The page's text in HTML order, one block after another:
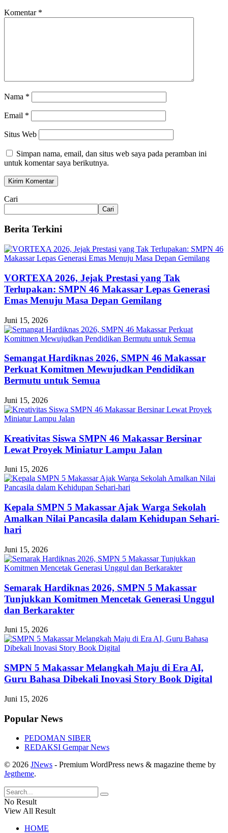
Komentar *
Nama *
Email *
Situs Web
Simpan nama, email, dan situs web saya pada peramban ini
untuk komentar saya berikutnya.
Cari
Cari
Berita Terkini
VORTEXA 2026, Jejak Prestasi yang Tak
Terlupakan: SMPN 46 Makassar Lepas Generasi
Emas Menuju Masa Depan Gemilang
Juni 15, 2026
Semangat Hardiknas 2026, SMPN 46 Makassar
Perkuat Komitmen Mewujudkan Pendidikan
Bermutu untuk Semua
Juni 15, 2026
Kreativitas Siswa SMPN 46 Makassar Bersinar
Lewat Proyek Miniatur Lampu Jalan
Juni 15, 2026
Kepala SMPN 5 Makassar Ajak Warga Sekolah
Amalkan Nilai Pancasila dalam Kehidupan Sehari-
hari
Juni 15, 2026
Semarak Hardiknas 2026, SMPN 5 Makassar
Tunjukkan Komitmen Mencetak Generasi Unggul
dan Berkarakter
Juni 15, 2026
SMPN 5 Makassar Melangkah Maju di Era AI,
Guru Bahasa Dibekali Inovasi Story Book Digital
Juni 15, 2026
Popular News
PEDOMAN SIBER
REDAKSI Gempar News
© 2026 JNews - Premium WordPress news & magazine theme by
Jegtheme.
No Result
View All Result
HOME